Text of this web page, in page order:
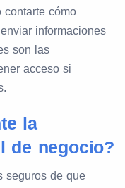
contarte cómo
informaciones
son las
acceso si
la
de negocio?
seguros de que